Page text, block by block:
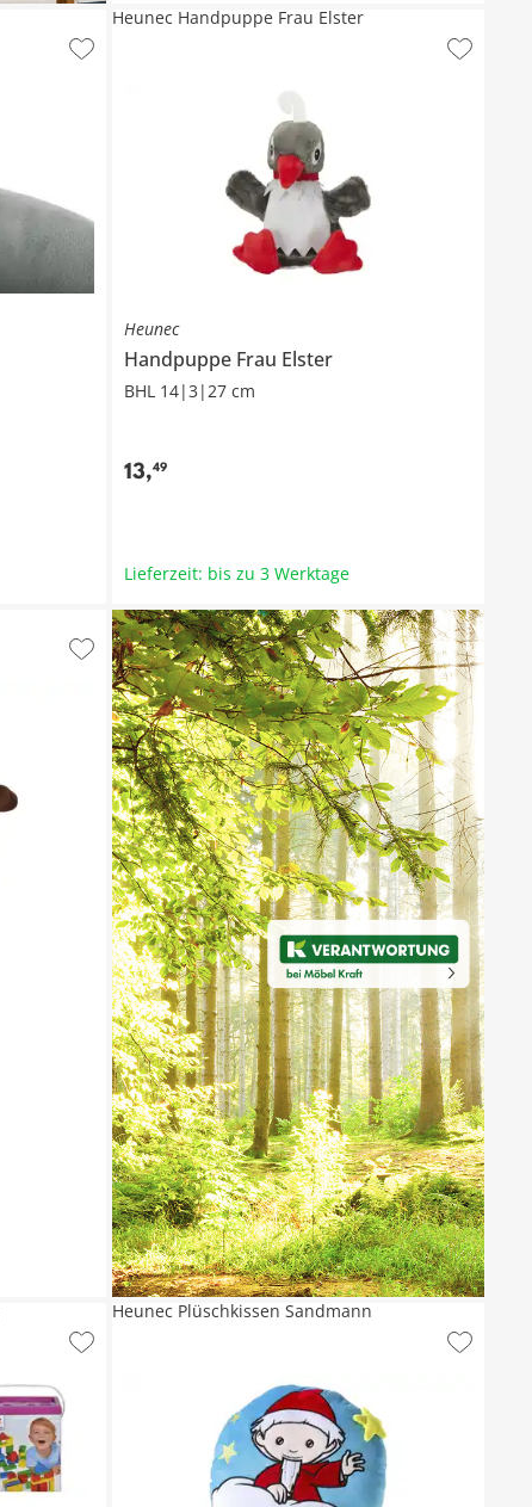
Heunec
Handpuppe Frau Elster
BHL 14|3|27 cm
13,49
Heunec Handpuppe Frau Elster
Lieferzeit: bis zu 3 Werktage
Heunec Plüschkissen Sandmann